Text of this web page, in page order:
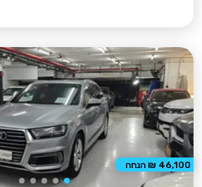
46,100 ₪ הנחה